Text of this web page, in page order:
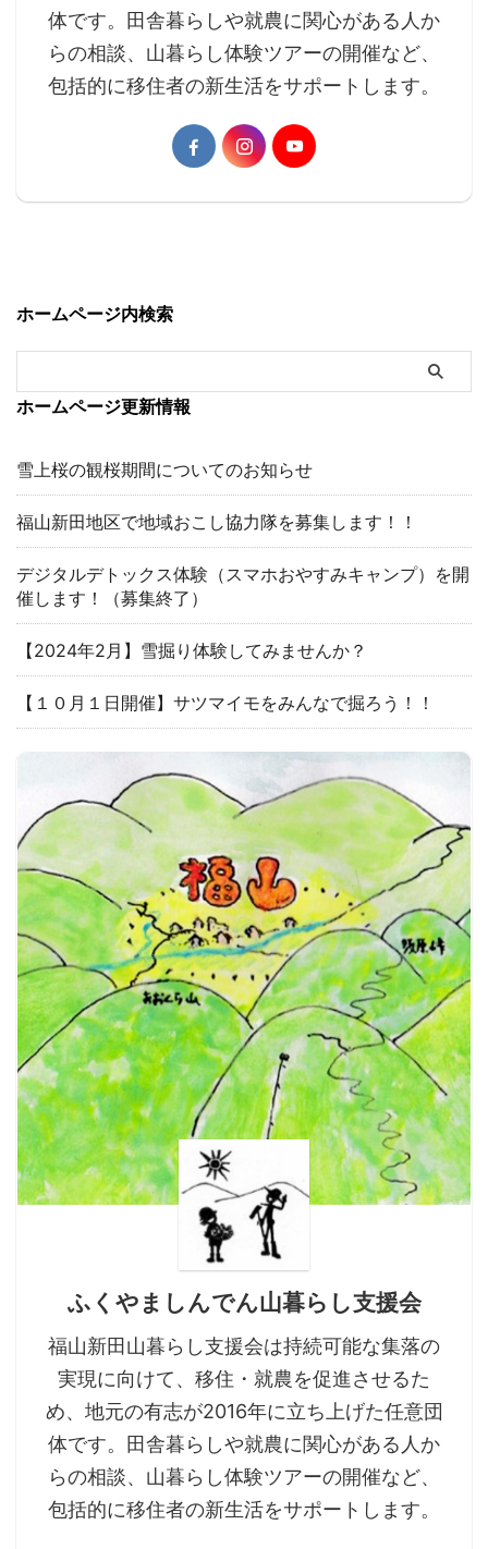
体です。田舎暮らしや就農に関心がある人か
らの相談、山暮らし体験ツアーの開催など、
包括的に移住者の新生活をサポートします。
ホームページ内検索
ホームページ更新情報
雪上桜の観桜期間についてのお知らせ
福山新田地区で地域おこし協力隊を募集します！！
デジタルデトックス体験（スマホおやすみキャンプ）を開
催します！（募集終了）
【2024年2月】雪掘り体験してみませんか？
【１０月１日開催】サツマイモをみんなで掘ろう！！
ふくやましんでん山暮らし支援会
福山新田山暮らし支援会は持続可能な集落の
実現に向けて、移住・就農を促進させるた
め、地元の有志が2016年に立ち上げた任意団
体です。田舎暮らしや就農に関心がある人か
らの相談、山暮らし体験ツアーの開催など、
包括的に移住者の新生活をサポートします。